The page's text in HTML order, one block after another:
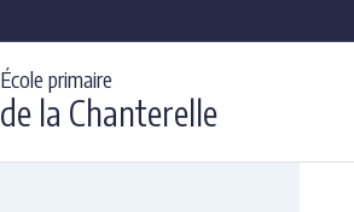
École primaire
de la Chanterelle